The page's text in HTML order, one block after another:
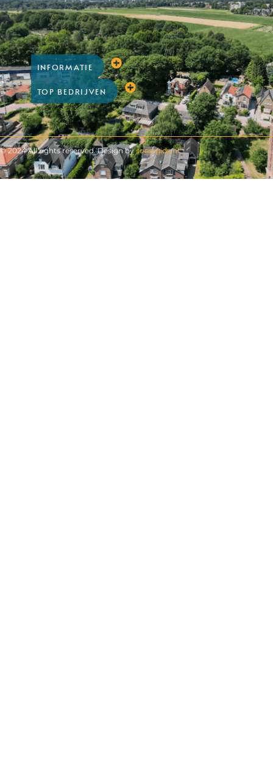
INFORMATIE
TOP BEDRIJVEN
© 2024 All rights reserved. Design bysoestgids.nl